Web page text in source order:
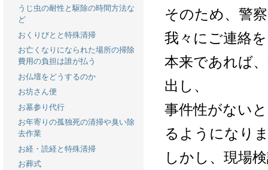
そのため、警
我々にご連絡
本来であれば
出し、
事件性がない
るようになり
しかし、現場
うじ虫の耐性と駆除の時間方法な
ど
おくりびとと特殊清掃
お亡くなりになられた場所の掃除
費用の負担は誰が払う
お仏壇をどうするのか
お坊さん便
お墓参り代行
お年寄りの孤独死の清掃や臭い除
去作業
お経・読経と特殊清掃
お葬式